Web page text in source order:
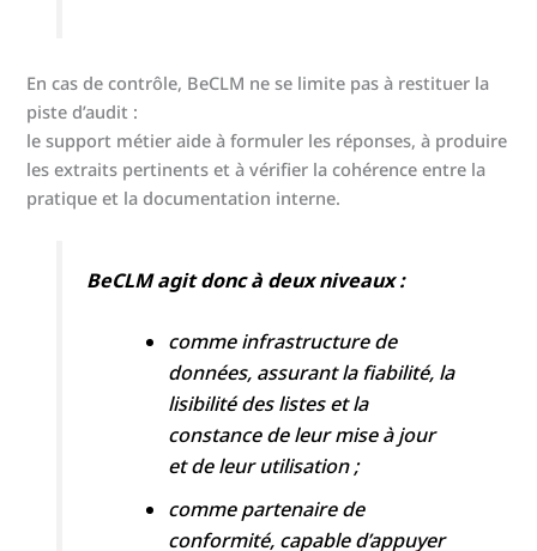
En cas de contrôle, BeCLM ne se limite pas à restituer la
piste d’audit :
le support métier aide à formuler les réponses, à produire
les extraits pertinents et à vérifier la cohérence entre la
pratique et la documentation interne.
BeCLM agit donc à deux niveaux :
comme infrastructure de
données, assurant la fiabilité, la
lisibilité des listes et la
constance de leur mise à jour
et de leur utilisation ;
comme partenaire de
conformité, capable d’appuyer